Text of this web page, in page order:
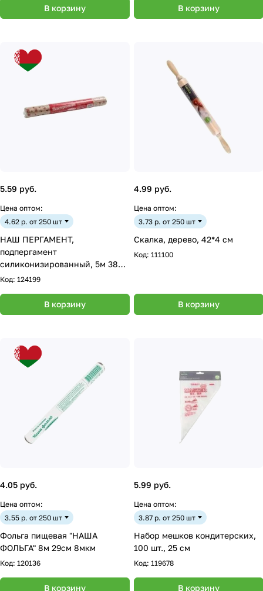
В корзину В корзину
5.59 руб.
Цена оптом:
4.62 р. от 250 шт
НАШ ПЕРГАМЕНТ,
подпергамент
силиконизированный, 5м 38
см, цветной рисунок
Код: 124199
В корзину
4.99 руб.
Цена оптом:
3.73 р. от 250 шт
Скалка, дерево, 42*4 см
Код: 111100
В корзину
4.05 руб.
Цена оптом:
3.55 р. от 250 шт
Фольга пищевая "НАША
ФОЛЬГА" 8м 29см 8мкм
Код: 120136
В корзину
5.99 руб.
Цена оптом:
3.87 р. от 250 шт
Набор мешков кондитерских,
100 шт., 25 см
Код: 119678
В корзину